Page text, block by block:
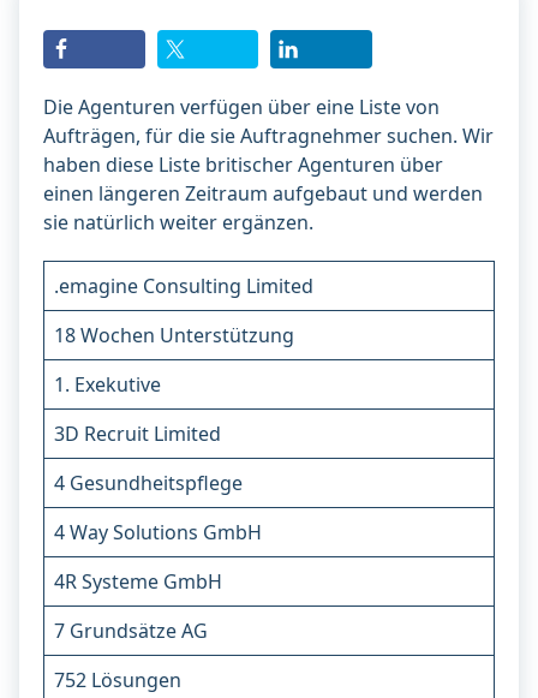
Die Agenturen verfügen über eine Liste von
Aufträgen, für die sie Auftragnehmer suchen. Wir
haben diese Liste britischer Agenturen über
einen längeren Zeitraum aufgebaut und werden
sie natürlich weiter ergänzen.
.emagine Consulting Limited
18 Wochen Unterstützung
1. Exekutive
3D Recruit Limited
4 Gesundheitspflege
4 Way Solutions GmbH
4R Systeme GmbH
7 Grundsätze AG
752 Lösungen